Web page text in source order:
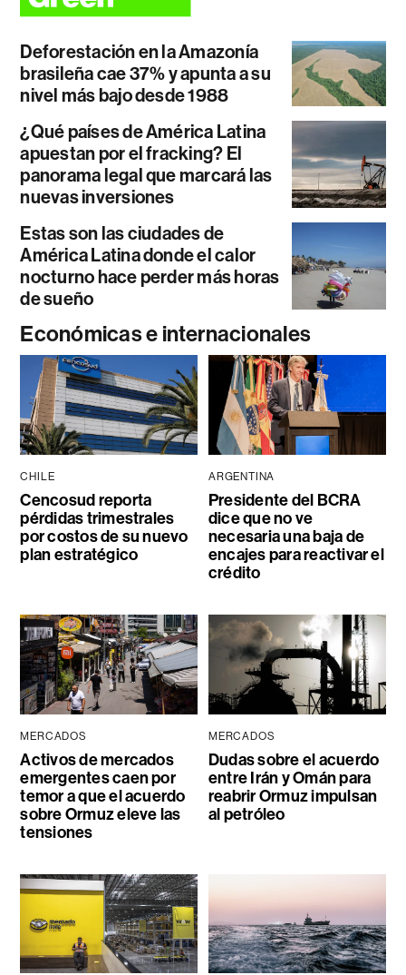
Deforestación en la Amazonía
brasileña cae 37% y apunta a su
nivel más bajo desde 1988
¿Qué países de América Latina
apuestan por el fracking? El
panorama legal que marcará las
nuevas inversiones
Estas son las ciudades de
América Latina donde el calor
nocturno hace perder más horas
de sueño
Económicas e internacionales
CHILE
Cencosud reporta
pérdidas trimestrales
por costos de su nuevo
plan estratégico
ARGENTINA
Presidente del BCRA
dice que no ve
necesaria una baja de
encajes para reactivar el
crédito
MERCADOS
Activos de mercados
emergentes caen por
temor a que el acuerdo
sobre Ormuz eleve las
tensiones
MERCADOS
Dudas sobre el acuerdo
entre Irán y Omán para
reabrir Ormuz impulsan
al petróleo